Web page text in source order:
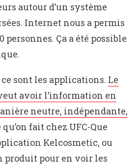
autour d’un système
Internet nous a permis
personnes. Ça a été possible
sont les applications. Le
avoir l’information en
neutre, indépendante,
qu’on fait chez UFC-Que
Kelcosmetic, ou
produit pour en voir les